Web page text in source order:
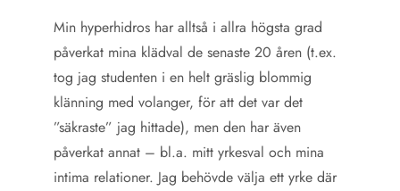
Min hyperhidros har alltså i allra högsta grad
påverkat mina klädval de senaste 20 åren (t.ex.
tog jag studenten i en helt gräslig blommig
klänning med volanger, för att det var det
”säkraste” jag hittade), men den har även
påverkat annat – bl.a. mitt yrkesval och mina
intima relationer. Jag behövde välja ett yrke där